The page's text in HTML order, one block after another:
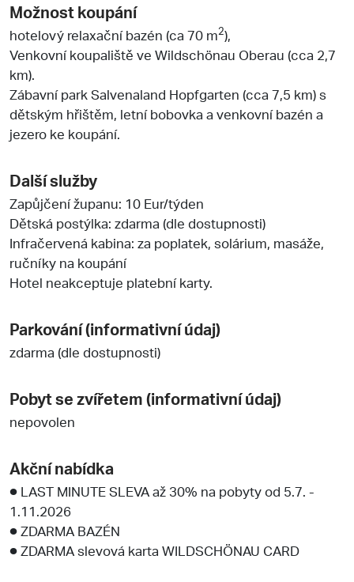
Možnost koupání
hotelový relaxační bazén (ca 70 m2),
Venkovní koupaliště ve Wildschönau Oberau (cca 2,7
km).
Zábavní park Salvenaland Hopfgarten (cca 7,5 km) s
dětským hřištěm, letní bobovka a venkovní bazén a
jezero ke koupání.
Další služby
Zapůjčení županu: 10 Eur/týden
Dětská postýlka: zdarma (dle dostupnosti)
Infračervená kabina: za poplatek, solárium, masáže,
ručníky na koupání
Hotel neakceptuje platební karty.
Parkování (informativní údaj)
zdarma (dle dostupnosti)
Pobyt se zvířetem (informativní údaj)
nepovolen
Akční nabídka
● LAST MINUTE SLEVA až 30% na pobyty od 5.7. -
1.11.2026
● ZDARMA BAZÉN
● ZDARMA slevová karta WILDSCHÖNAU CARD